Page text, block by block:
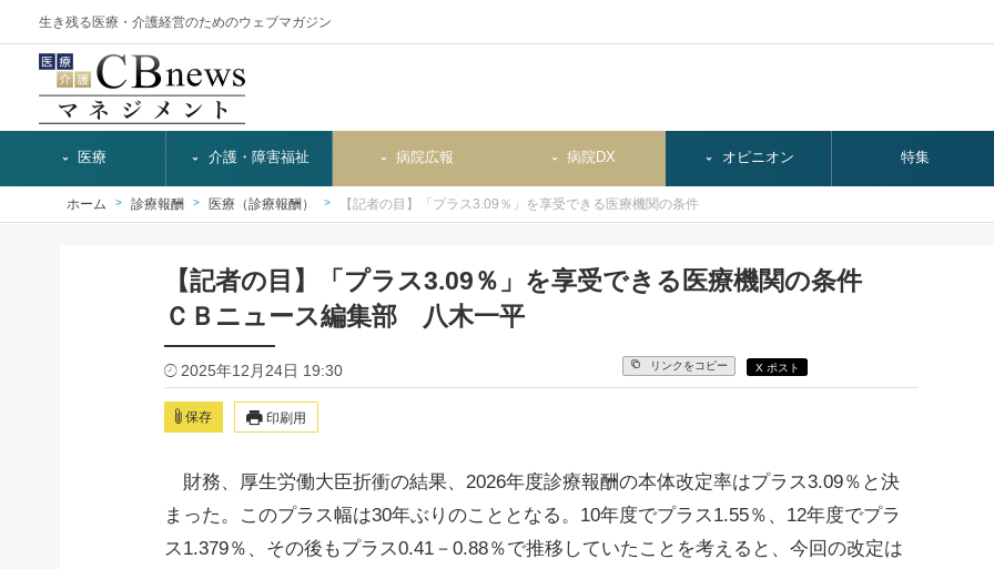
生き残る医療・介護経営のためのウェブマガジン
医療 介護・障害福祉 病院広報 病院DX オピニオン 特集
ホーム 診療報酬 医療（診療報酬） 【記者の目】「プラス3.09％」を享受できる医療機関の条件
【記者の目】「プラス3.09％」を享受できる医療機関の条件
ＣＢニュース編集部 八木一平
2025年12月24日 19:30 リンクをコピー X ポスト
保存 印刷用
財務、厚生労働大臣折衝の結果、2026年度診療報酬の本体改定率はプラス3.09％と決
まった。このプラス幅は30年ぶりのこととなる。10年度でプラス1.55％、12年度でプラ
ス1.379％、その後もプラス0.41－0.88％で推移していたことを考えると、今回の改定は